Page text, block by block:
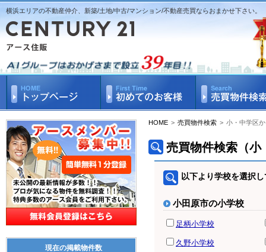
横浜エリアの不動産仲介、新築/土地/中古/マンション/不動産売買ならおまかせ下さい。
HOME > 売買物件検索 > 小・中学区
売買物件検索（小
以下より学校を選択
小田原市の小学校
足柄小学校
久野小学校
現在の掲載物件数